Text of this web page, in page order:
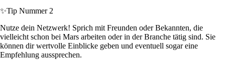
✨Tip Nummer 2
Nutze dein Netzwerk! Sprich mit Freunden oder Bekannten, die
vielleicht schon bei Mars arbeiten oder in der Branche tätig sind. Sie
können dir wertvolle Einblicke geben und eventuell sogar eine
Empfehlung aussprechen.